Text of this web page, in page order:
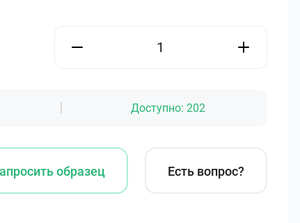
Доступно: 202
образец Есть вопрос?